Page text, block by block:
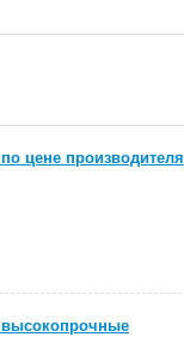
цене производителя
высокопрочные